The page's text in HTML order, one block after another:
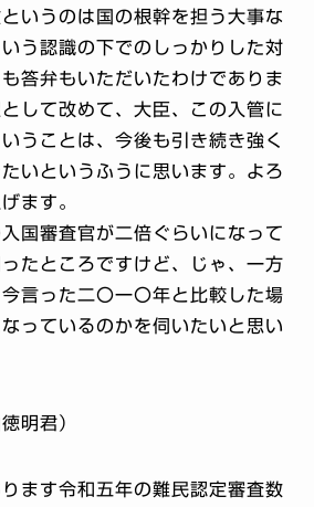
いうのは国の根幹を担う大事な
う認識の下でのしっかりした対
答弁もいただいたわけでありま
して改めて、大臣、この入管に
うことは、今後も引き続き強く
いというふうに思います。よろ
ます。
国審査官が二倍ぐらいになって
たところですけど、じゃ、一方
言った二〇一〇年と比較した場
っているのかを伺いたいと思い
明君）
ます令和五年の難民認定審査数